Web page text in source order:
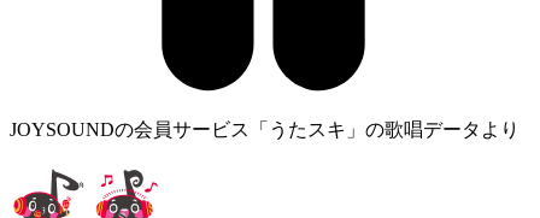
JOYSOUNDの会員サービス「うたスキ」の歌唱データより